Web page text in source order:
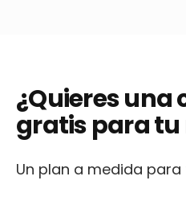
¿Quieres
gratis para
Un plan a medida